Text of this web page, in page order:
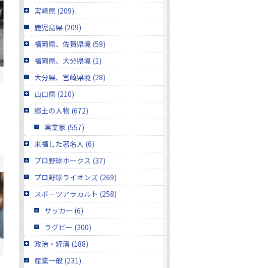
宮崎県 (209)
鹿児島県 (209)
福岡県、佐賀県境 (59)
福岡県、大分県境 (1)
大分県、宮崎県境 (28)
山口県 (210)
郷土の人物 (672)
実業家 (557)
来福した著名人 (6)
プロ野球ホークス (37)
プロ野球ライオンズ (269)
スポーツアラカルト (258)
サッカー (6)
ラグビー (200)
政治・経済 (188)
産業一般 (231)